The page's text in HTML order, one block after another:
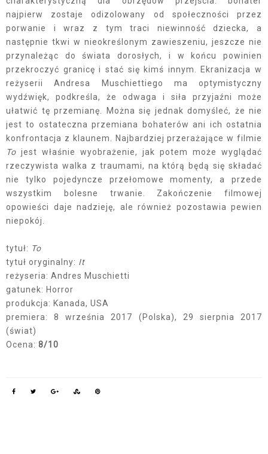
najpierw zostaje odizolowany od społeczności przez
porwanie i wraz z tym traci niewinność dziecka, a
następnie tkwi w nieokreślonym zawieszeniu, jeszcze nie
przynależąc do świata dorosłych, i w końcu powinien
przekroczyć granicę i stać się kimś innym. Ekranizacja w
reżyserii Andresa Muschiettiego ma optymistyczny
wydźwięk, podkreśla, że odwaga i siła przyjaźni może
ułatwić tę przemianę. Można się jednak domyśleć, że nie
jest to ostateczna przemiana bohaterów ani ich ostatnia
konfrontacja z klaunem. Najbardziej przerażające w filmie
To jest właśnie wyobrażenie, jak potem może wyglądać
rzeczywista walka z traumami, na którą będą się składać
nie tylko pojedyncze przełomowe momenty, a przede
wszystkim bolesne trwanie. Zakończenie filmowej
opowieści daje nadzieję, ale również pozostawia pewien
niepokój.
tytuł: To
tytuł oryginalny: It
reżyseria: Andres Muschietti
gatunek: Horror
produkcja: Kanada, USA
premiera: 8 września 2017 (Polska), 29 sierpnia 2017
(świat)
Ocena: 8/10